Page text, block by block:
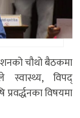
चौथो बैठकमा
स्वास्थ्य, विपद्
विषयमा